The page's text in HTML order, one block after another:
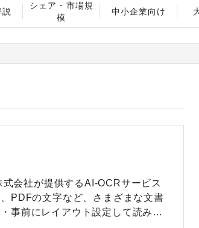
シェア・市場規
模
中小企業向け
会社が提供するAI-OCRサービス
PDFの文字など、さまざまな文書